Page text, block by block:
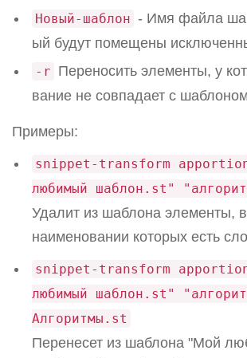
Новый-шаблон - Имя файла
ый будут помещены
-r Переносить элементы, у
вание не совпадает с шаблоном
Примеры:
snippet-transform
любимый шаблон.st"
Удалит из шаблона элементы, в
наименовании которых есть
snippet-transform
любимый шаблон.st"
Алгоритмы.st
Перенесет из шаблона "Мой